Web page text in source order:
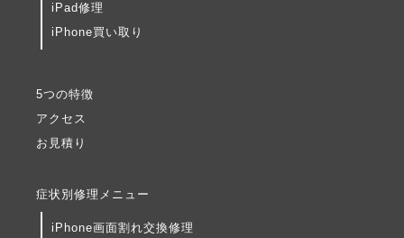
iPad修理
iPhone買い取り
5つの特徴
アクセス
お見積り
症状別修理メニュー
iPhone画面割れ交換修理